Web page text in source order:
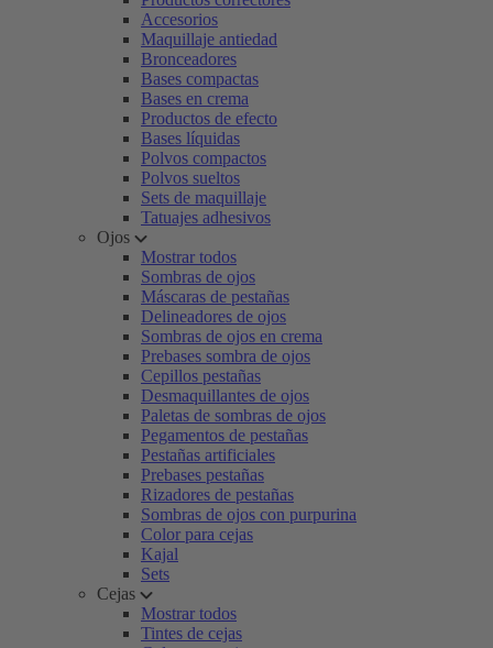
Accesorios
Maquillaje antiedad
Bronceadores
Bases compactas
Bases en crema
Productos de efecto
Bases líquidas
Polvos compactos
Polvos sueltos
Sets de maquillaje
Tatuajes adhesivos
Ojos
Mostrar todos
Sombras de ojos
Máscaras de pestañas
Delineadores de ojos
Sombras de ojos en crema
Prebases sombra de ojos
Cepillos pestañas
Desmaquillantes de ojos
Paletas de sombras de ojos
Pegamentos de pestañas
Pestañas artificiales
Prebases pestañas
Rizadores de pestañas
Sombras de ojos con purpurina
Color para cejas
Kajal
Sets
Cejas
Mostrar todos
Tintes de cejas